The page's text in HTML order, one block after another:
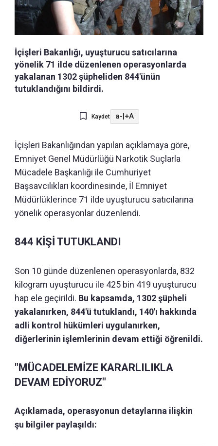
İçişleri Bakanlığı, uyuşturucu satıcılarına
yönelik 71 ilde düzenlenen operasyonlarda
yakalanan 1302 şüpheliden 844'ünün
tutuklandığını bildirdi.
Kaydet a- +A
İçişleri Bakanlığından yapılan açıklamaya göre,
Emniyet Genel Müdürlüğü Narkotik Suçlarla
Mücadele Başkanlığı ile Cumhuriyet
Başsavcılıkları koordinesinde, İl Emniyet
Müdürlüklerince 71 ilde uyuşturucu satıcılarına
yönelik operasyonlar düzenlendi.
844 KİŞİ TUTUKLANDI
Son 10 günde düzenlenen operasyonlarda, 832
kilogram uyuşturucu ile 425 bin 419 uyuşturucu
hap ele geçirildi. Bu kapsamda, 1302 şüpheli
yakalanırken, 844'ü tutuklandı, 140'ı hakkında
adli kontrol hükümleri uygulanırken,
diğerlerinin işlemlerinin devam ettiği öğrenildi.
"MÜCADELEMİZE KARARLILIKLA
DEVAM EDİYORUZ"
Açıklamada, operasyonun detaylarına ilişkin
şu bilgiler paylaşıldı: